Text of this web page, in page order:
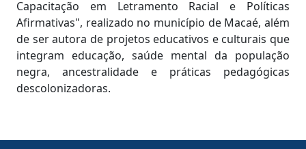
Capacitação em Letramento Racial e Políticas
Afirmativas", realizado no município de Macaé, além
de ser autora de projetos educativos e culturais que
integram educação, saúde mental da população
negra, ancestralidade e práticas pedagógicas
descolonizadoras.